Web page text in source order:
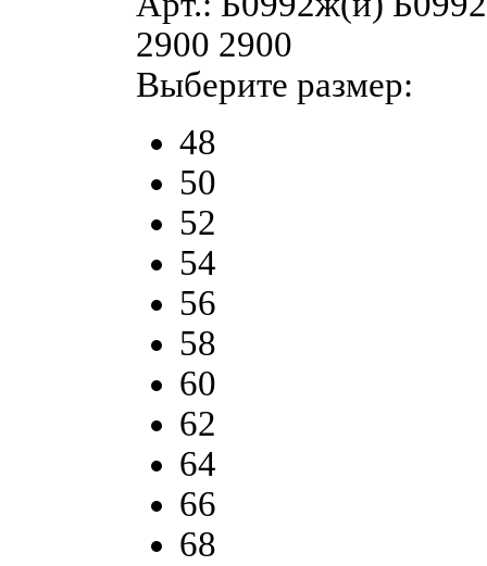
2900 2900
Выберите размер:
48
50
52
54
56
58
60
62
64
66
68